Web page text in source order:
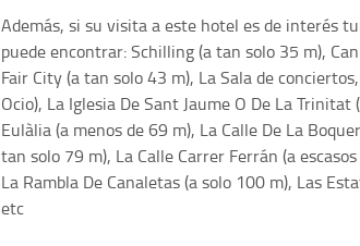
Además, si su visita a este hotel es de interés
puede encontrar: Schilling (a tan solo 35 m),
Fair City (a tan solo 43 m), La Sala de
Ocio), La Iglesia De Sant Jaume O De La
Eulàlia (a menos de 69 m), La Calle De La
tan solo 79 m), La Calle Carrer Ferrán (a
La Rambla De Canaletas (a solo 100 m), Las
etc